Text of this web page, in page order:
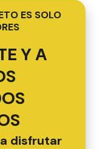
ES SOLO
Y A
disfrutar